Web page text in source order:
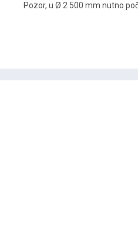
Pozor, u Ø 2 500 mm nutno